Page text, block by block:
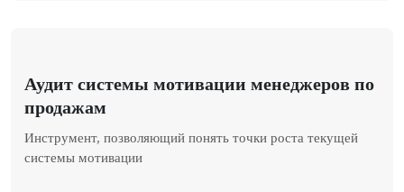
Аудит системы мотивации менеджеров по
продажам
Инструмент, позволяющий понять точки роста текущей
системы мотивации